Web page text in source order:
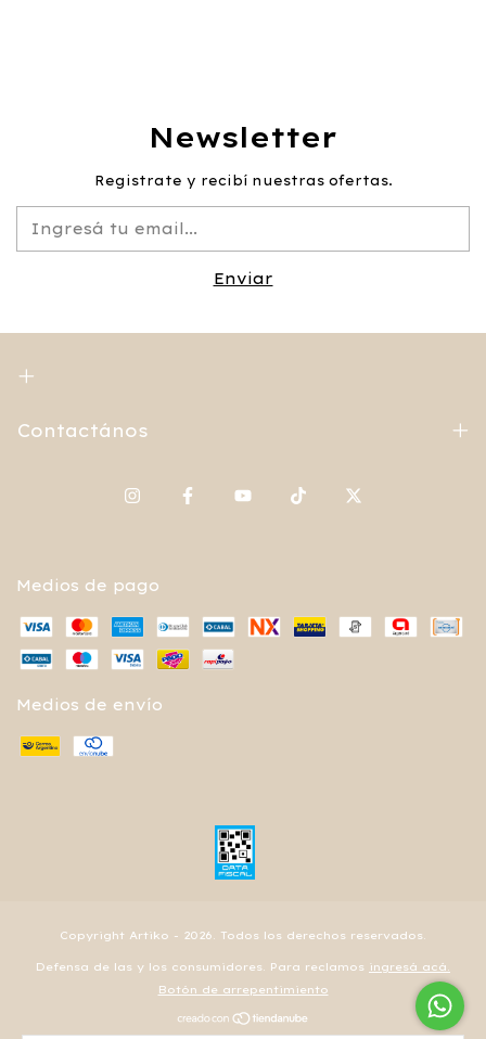
Newsletter
Registrate y recibí nuestras ofertas.
Contactános
Medios de pago
Medios de envío
Copyright Artiko - 2026. Todos los derechos reservados.
Defensa de las y los consumidores. Para reclamos ingresá acá.
Botón de arrepentimiento